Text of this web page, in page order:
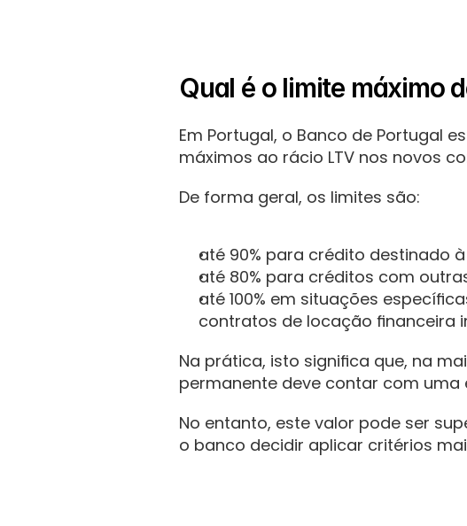
Qual é o limite máximo
Em Portugal, o Banco de Portugal
máximos ao rácio LTV nos novos
De forma geral, os limites são:
até 90% para crédito destinado
até 80% para créditos com
até 100% em situações
contratos de locação financeira
Na prática, isto significa que, na
permanente deve contar com uma
No entanto, este valor pode ser
o banco decidir aplicar critérios